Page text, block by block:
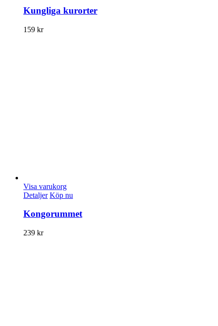
Kungliga kurorter
159 kr
Visa varukorg
Detaljer Köp nu
Kongorummet
239 kr